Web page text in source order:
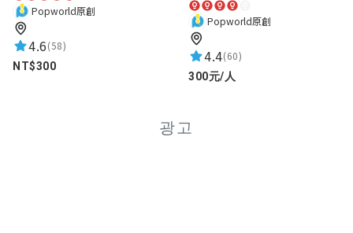
Popworld原創
4.6(58)
NT$300
Popworld原創
4.4(60)
300元/人
광고